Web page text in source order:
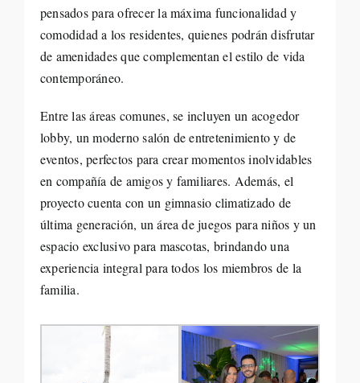
pensados para ofrecer la máxima funcionalidad y
comodidad a los residentes, quienes podrán disfrutar
de amenidades que complementan el estilo de vida
contemporáneo.
Entre las áreas comunes, se incluyen un acogedor
lobby, un moderno salón de entretenimiento y de
eventos, perfectos para crear momentos inolvidables
en compañía de amigos y familiares. Además, el
proyecto cuenta con un gimnasio climatizado de
última generación, un área de juegos para niños y un
espacio exclusivo para mascotas, brindando una
experiencia integral para todos los miembros de la
familia.